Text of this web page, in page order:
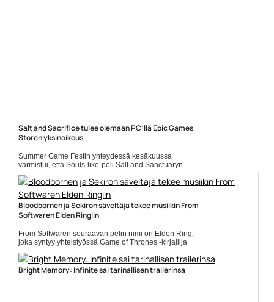
Salt and Sacrifice tulee olemaan PC:llä Epic Games
Storen yksinoikeus
Summer Game Festin yhteydessä kesäkuussa
varmistui, että Souls-like-peli Salt and Sanctuaryn
jatko-osa Salt and Sacrifice julkaistaan Playstationille
ja PC:lle vuoden... Lue koko artikkeli:
https://www.gamereactor.fi/uutiset/894133/Salt+and+Sacrifi...
Yleinen
Bloodbornen ja Sekiron säveltäjä tekee musiikin From
Softwaren Elden Ringiin
From Softwaren seuraavan pelin nimi on Elden Ring,
joka syntyy yhteistyössä Game of Thrones -kirjailija
George R.R. Martinin kanssa. Musiikin tekee Yuka
Kitamura.... ]]> Lue koko artikkeli:
https://www.gamereactor.fi/uutiset/736803/Bloodbornen+ja...
Bright Memory: Infinite sai tarinallisen trailerinsa